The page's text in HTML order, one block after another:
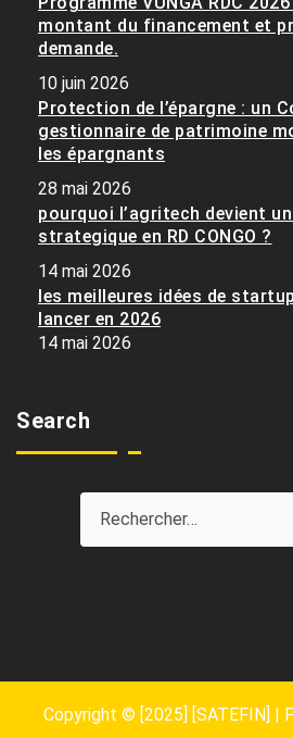
montant du financement et
demande.
10 juin 2026
Protection de l’épargne : un
gestionnaire de patrimoine
les épargnants
28 mai 2026
pourquoi l’agritech devient
strategique en RD CONGO ?
14 mai 2026
les meilleures idées de
lancer en 2026
14 mai 2026
Search
Copyright © [2025] [SATEFIN] |